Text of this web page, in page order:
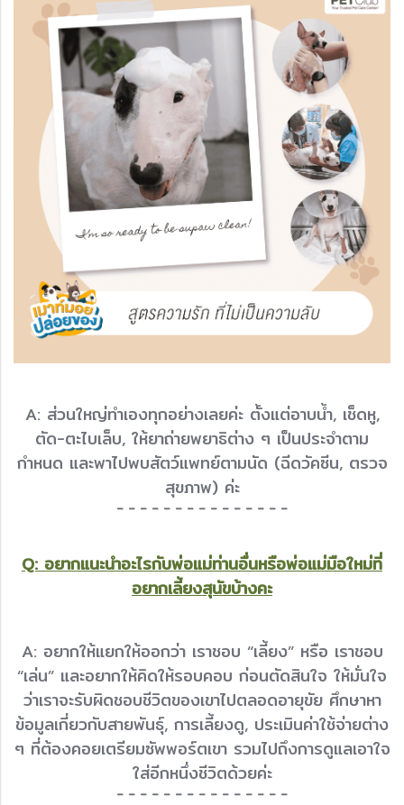
A: ส่วนใหญ่ทำเองทุกอย่างเลยค่ะ ตั้งแต่อาบน้ำ, เช็ดหู,
ตัด-ตะไบเล็บ, ให้ยาถ่ายพยาธิต่าง ๆ เป็นประจำตาม
กำหนด และพาไปพบสัตว์แพทย์ตามนัด (ฉีดวัคซีน, ตรวจ
สุขภาพ) ค่ะ
- - - - - - - - - - - - - - -
Q: อยากแนะนำอะไรกับพ่อแม่ท่านอื่นหรือพ่อแม่มือใหม่ที่
อยากเลี้ยงสุนัขบ้างคะ
A: อยากให้แยกให้ออกว่า เราชอบ “เลี้ยง” หรือ เราชอบ
“เล่น” และอยากให้คิดให้รอบคอบ ก่อนตัดสินใจ ให้มั่นใจ
ว่าเราจะรับผิดชอบชีวิตของเขาไปตลอดอายุขัย ศึกษาหา
ข้อมูลเกี่ยวกับสายพันธุ์, การเลี้ยงดู, ประเมินค่าใช้จ่ายต่าง
ๆ ที่ต้องคอยเตรียมซัพพอร์ตเขา รวมไปถึงการดูแลเอาใจ
ใส่อีกหนึ่งชีวิตด้วยค่ะ
- - - - - - - - - - - - - - -